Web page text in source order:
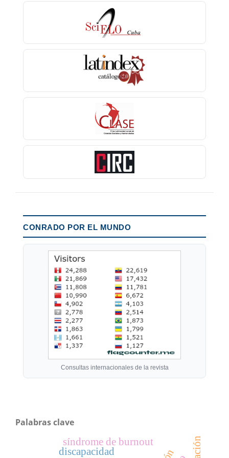
CONRADO POR EL MUNDO
Consultas internacionales de la revista
Palabras clave
discapacidad
síndrome de burnout